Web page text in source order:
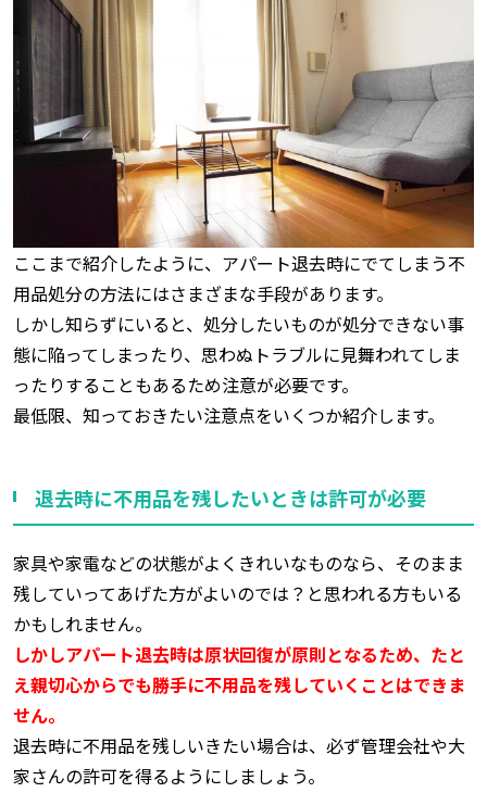
ここまで紹介したように、アパート退去時にでてしまう不
用品処分の方法にはさまざまな手段があります。
しかし知らずにいると、処分したいものが処分できない事
態に陥ってしまったり、思わぬトラブルに見舞われてしま
ったりすることもあるため注意が必要です。
最低限、知っておきたい注意点をいくつか紹介します。
退去時に不用品を残したいときは許可が必要
家具や家電などの状態がよくきれいなものなら、そのまま
残していってあげた方がよいのでは？と思われる方もいる
かもしれません。
しかしアパート退去時は原状回復が原則となるため、たと
え親切心からでも勝手に不用品を残していくことはできま
せん。
退去時に不用品を残しいきたい場合は、必ず管理会社や大
家さんの許可を得るようにしましょう。